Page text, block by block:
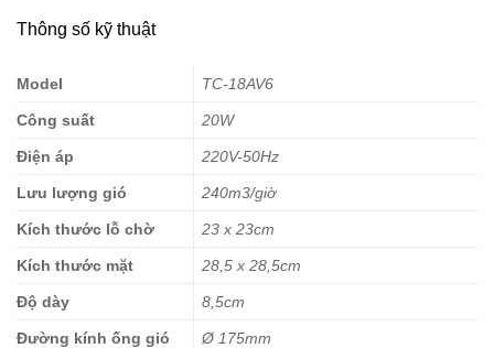
Thông số kỹ thuật
Model TC-18AV6
Công suất 20W
Điện áp 220V-50Hz
Lưu lượng gió 240m3/giờ
Kích thước lỗ chờ 23 x 23cm
Kích thước mặt 28,5 x 28,5cm
Độ dày 8,5cm
Đường kính ống gió Ø 175mm